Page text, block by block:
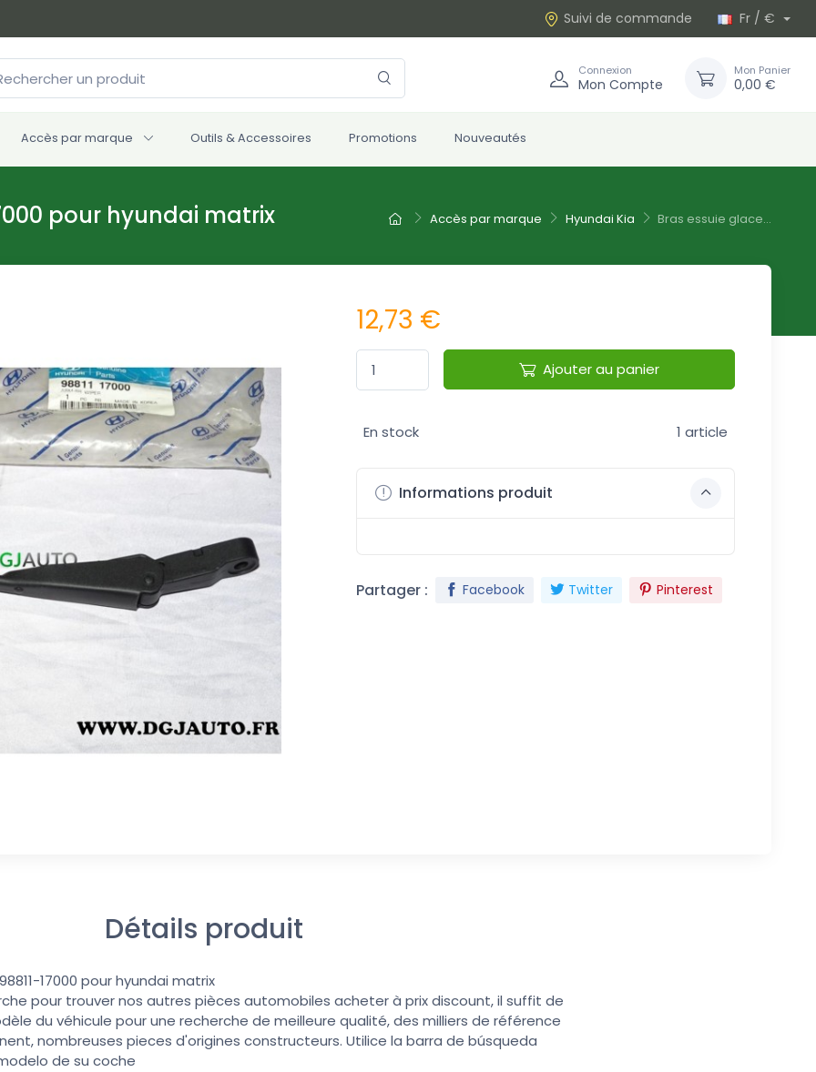
Suivi de commande Fr / €
Connexion
Mon Compte
Mon Panier
0,00 €
Accès par marque Outils & Accessoires Promotions Nouveautés
Accès par marque Hyundai Kia Bras essuie glace...
pour hyundai matrix
12,73 €
Ajouter au panier
En stock 1 article
Informations produit
Partager : Facebook Twitter Pinterest
Détails produit
17000 pour hyundai matrix
pour trouver nos autres pièces automobiles acheter à prix discount, il suffit de
du véhicule pour une recherche de meilleure qualité, des milliers de référence
nombreuses pieces d'origines constructeurs. Utilice la barra de búsqueda
de su coche